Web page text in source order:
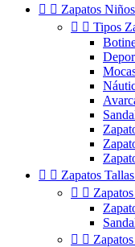
  Zapatos Niños
  Tipos
  Zapatos
 
 